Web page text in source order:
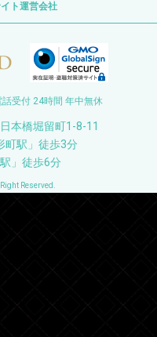
ト運営会社
受付 24時間 年中無休
本橋堀留町1-8-11
町駅」徒歩3分
」徒歩6分
Reserved.